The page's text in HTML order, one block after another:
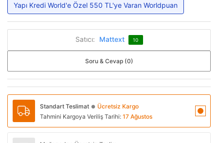
Yapı Kredi World'e Özel 550 TL'ye Varan Worldpuan
Satıcı: Mattext 10
Soru & Cevap (0)
Standart Teslimat ● Ücretsiz Kargo
Tahmini Kargoya Veriliş Tarihi: 17 Ağustos